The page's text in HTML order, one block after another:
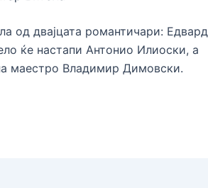
од двајцата романтичари: Едвард
ќе настапи Антонио Илиоски, а
маестро Владимир Димовски.